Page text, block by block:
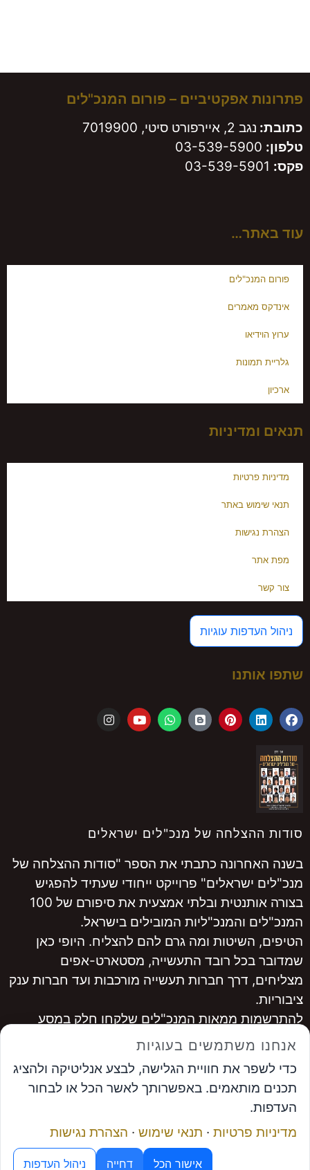
פתרונות אפקטיביים – פורום המנכ"לים
כתובת: נגב 2, איירפורט סיטי, 7019900
טלפון: 03-539-5900
פקס:
עוד באתר…
פורום המנכ"לים
אינדקס מאמרים
ערוץ הוידיאו
גלריית תמונות
ארכיון
תנאים ומדיניות
מדיניות פרטיות
תנאי שימוש באתר
הצהרת נגישות
מפת אתר
צור קשר
ניהול העדפות עוגיות
שתפו אותנו
סודות ההצלחה של מנכ"לים ישראלים
בשנה האחרונה כתבתי את הספר "סודות ההצלחה של
מנכ"לים ישראלים" פרוייקט ייחודי שעתיד להפגיש
בצורה אותנטית ובלתי אמצעית את סיפורם של 100
המנכ"לים והמנכ"ליות המובילים בישראל.
הטיפים, השיטות ומה גרם להם להצליח. היופי כאן
שמדובר בכל רובד התעשייה, מסטארט-אפים
מצליחים, דרך חברות תעשייה מורכבות ועד חברות ענק
ציבוריות.
להתרשמות ממאות המנכ"לים שלקחו חלק במסע
היכנסו ל www.ceopro.co.il
...............
אבי פרץ, מייסד פורום המנכ"לים ומנכ"ל פתרונות
אפקטיביים
מנוע ה-AI של פורום המנכ"לים
© פתרונות אפקטיביים
תיאום פגישה
אנחנו משתמשים בעוגיות
כדי לשפר את חוויית הגלישה, לבצע אנליטיקה ולהציג
תכנים מותאמים. באפשרותך לאשר הכל או לבחור
העדפות.
מדיניות פרטיות · תנאי שימוש · הצהרת נגישות
אישור הכל דחייה ניהול העדפות